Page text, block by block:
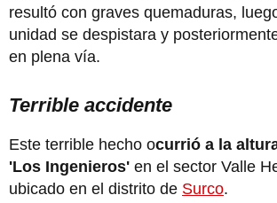
resultó con graves quemaduras,
unidad se despistara y
en plena vía.
Terrible accidente
Este terrible hecho ocurrió a la
'Los Ingenieros' en el sector Valle
ubicado en el distrito de Surco.